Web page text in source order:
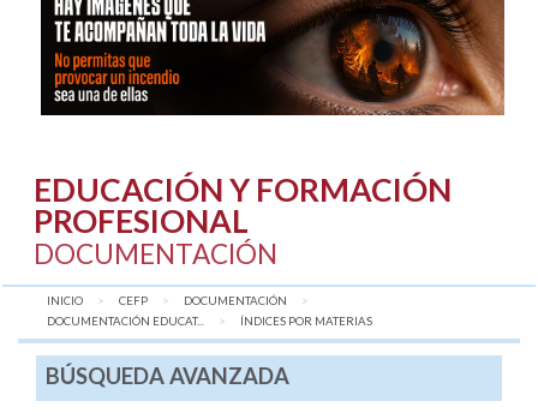
EDUCACIÓN Y FORMACIÓN
PROFESIONAL
DOCUMENTACIÓN
INICIO CEFP
DOCUMENTACIÓN
DOCUMENTACIÓN EDUCAT...
AQUÍ:
ÍNDICES POR MATERIAS
BÚSQUEDA AVANZADA